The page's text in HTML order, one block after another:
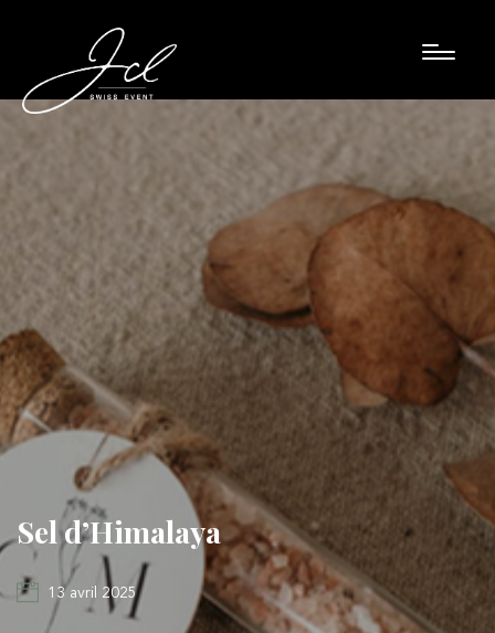
Sel d’Himalaya
13 avril 2025